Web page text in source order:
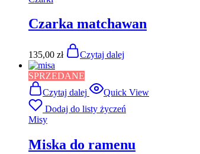
Czarka matchawan
135,00 zł Czytaj dalej
SPRZEDANE
Czytaj dalej
Quick View
Dodaj do listy życzeń
Misy
Miska do ramenu